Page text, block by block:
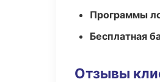
Программы
Бесплатная
Отзывы